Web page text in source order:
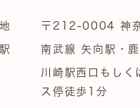
〒212-0004 神
南武線 矢向駅・
川崎駅西口もし
ス停徒歩1分